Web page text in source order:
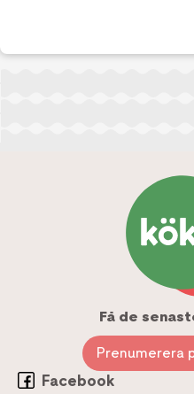
Få de
Prenumerera
Facebook